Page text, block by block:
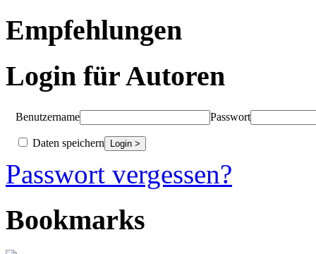
Empfehlungen
Login für Autoren
Benutzername Passwort
Daten speichern
Passwort vergessen?
Bookmarks